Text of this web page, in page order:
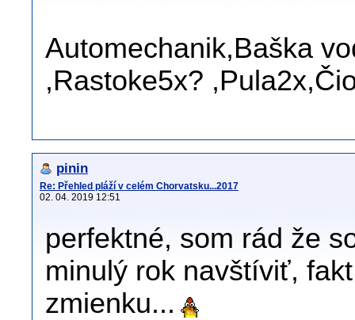
Automechanik,Baška
,Rastoke5x?
pinin
Re: Přehled pláží v celém Chorvatsku...2017
02. 04. 2019 12:51
perfektné, som rád že
minulý rok navštíviť,
zmienku...